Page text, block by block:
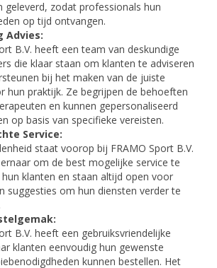
geleverd, zodat professionals hun
op tijd ontvangen.
Advies:
B.V. heeft een team van deskundige
die klaar staan om klanten te adviseren
bij het maken van de juiste
hun praktijk. Ze begrijpen de behoeften
en kunnen gepersonaliseerd
op basis van specifieke vereisten.
Service:
staat voorop bij FRAMO Sport B.V.
om de best mogelijke service te
klanten en staan altijd open voor
suggesties om hun diensten verder te
B.V. heeft een gebruiksvriendelijke
klanten eenvoudig hun gewenste
kunnen bestellen. Het